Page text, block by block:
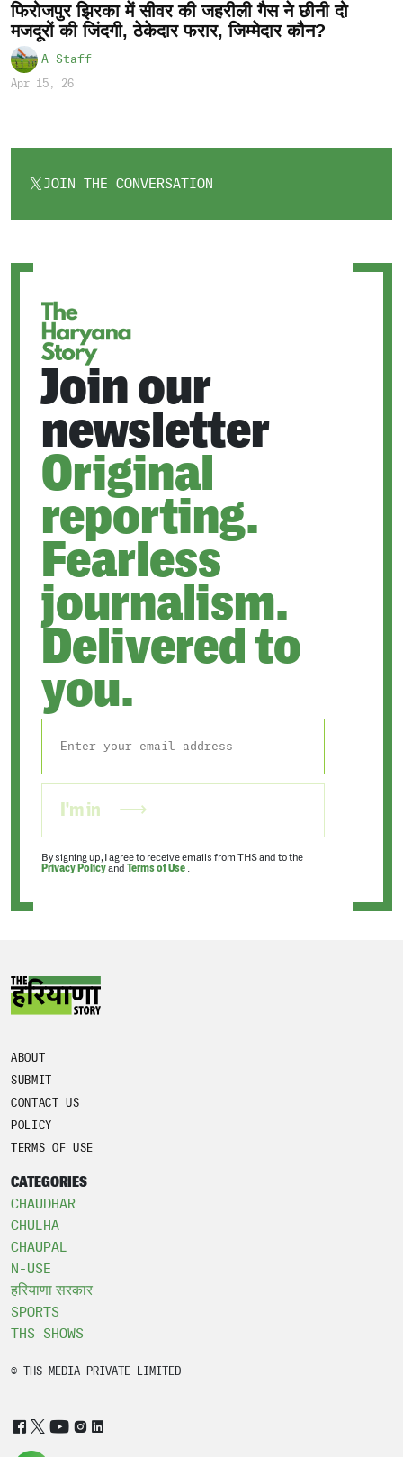
फिरोजपुर झिरका में सीवर की जहरीली गैस ने छीनी दो
मजदूरों की जिंदगी, ठेकेदार फरार, जिम्मेदार कौन?
A Staff
Apr 15, 26
JOIN THE CONVERSATION
OPENS
Join our
newsletter
Original
reporting.
Fearless
journalism.
Delivered to
you.
I'm in
By signing up, I agree to receive emails from THS and to the
Privacy Policyand Terms of Use .
ABOUT
SUBMIT
CONTACT US
POLICY
TERMS OF USE
CATEGORIES
CHAUDHAR
CHULHA
CHAUPAL
N-USE
हरियाणा सरकार
SPORTS
THS SHOWS
© THS MEDIA PRIVATE LIMITED